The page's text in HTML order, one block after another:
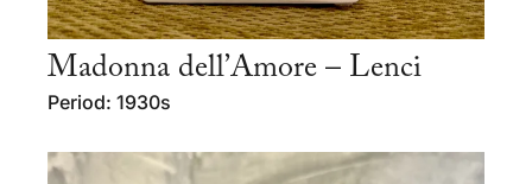
Madonna dell’Amore – Lenci
Period: 1930s